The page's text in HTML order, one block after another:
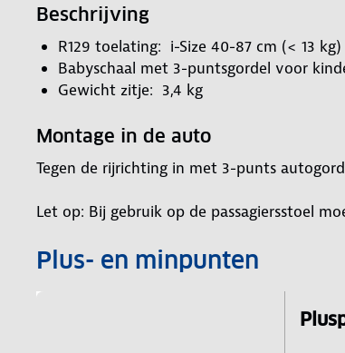
Beschrijving
R129 toelating: i-Size 40-87 cm (< 13 kg)
Babyschaal met 3-puntsgordel voor
Gewicht zitje: 3,4 kg
Montage in de auto
Tegen de rijrichting in met 3-punts
Let op: Bij gebruik op de passagiersstoel
Plus- en minpunten